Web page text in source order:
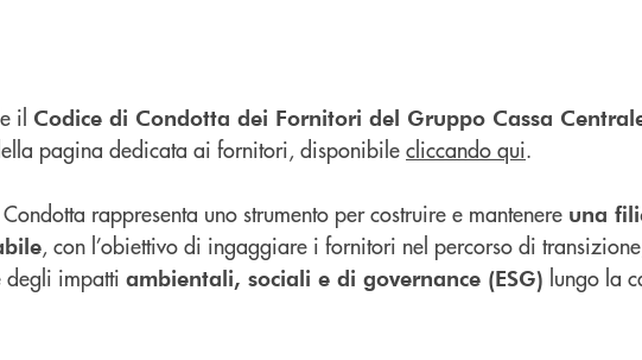
il Codice di Condotta dei Fornitori del Gruppo Cassa
pagina dedicata ai fornitori, disponibile cliccando qui.
rappresenta uno strumento per costruire e mantenere una
, con l’obiettivo di ingaggiare i fornitori nel percorso di
impatti ambientali, sociali e di governance (ESG) lungo la